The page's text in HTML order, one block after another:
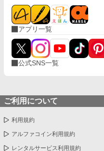
アプリ一覧
公式SNS一覧
ご利用について
利用規約
アルファコイン利用規約
レンタルサービス利用規約